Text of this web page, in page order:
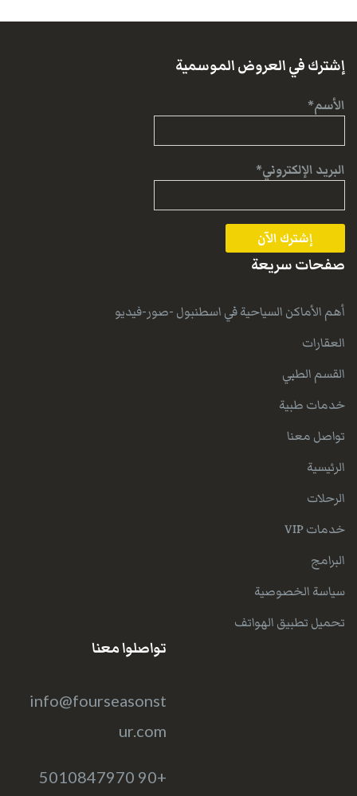
إشترك في العروض الموسمية
الأسم*
البريد الإلكتروني*
صفحات سريعة
أهم الأماكن السياحية في اسطنبول -صور-فيديو
العقارات
القسم الطبي
خدمات طبية
تواصل معنا
الرئيسية
الرحلات
خدمات VIP
البرامج
سياسة الخصوصية
تحميل تطبيق الهواتف
تواصلوا معنا
info@fourseasonst
ur.com
+90 5010847970